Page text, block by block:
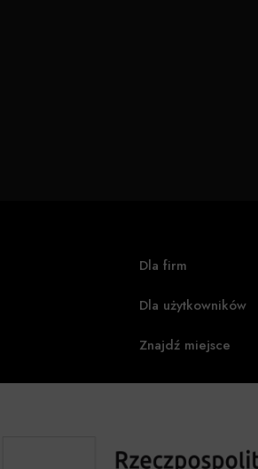
Dla firm
Dla użytkowników
Znajdź miejsce